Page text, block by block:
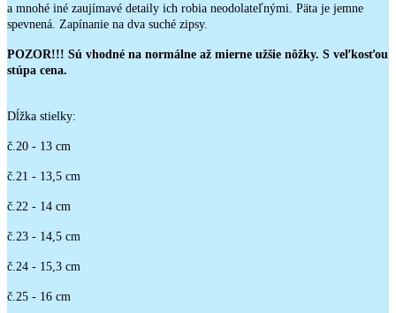
a mnohé iné zaujímavé detaily ich robia neodolateľnými. Päta je jemne
spevnená. Zapínanie na dva suché zipsy.
POZOR!!! Sú vhodné na normálne až mierne užšie nôžky. S veľkosťou
stúpa cena.
Dĺžka stielky:
č.20 - 13 cm
č.21 - 13,5 cm
č.22 - 14 cm
č.23 - 14,5 cm
č.24 - 15,3 cm
č.25 - 16 cm